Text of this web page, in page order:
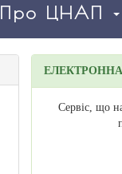
Про ЦНАП
Сервіс, що